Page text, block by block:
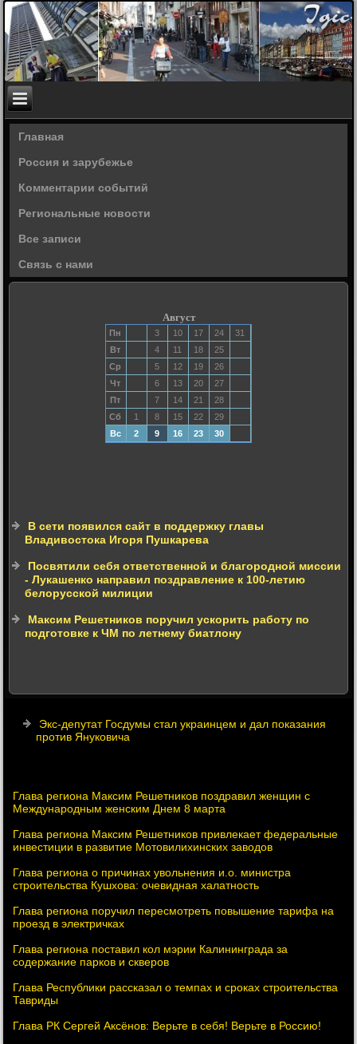
Главная
Россия и зарубежье
Комментарии событий
Региональные новости
Все записи
Связь с нами
Август
Пн 3 10 17 24
31
Вт
4 11 18
25
Ср
5 12 19
26
Чт
6 13 20
27
Пт
7 14 21
28
Сб
1 8 15 22
29
Вс
2 9 16 23 30
В сети появился сайт в поддержку главы
Владивостока Игоря Пушкарева
Посвятили себя ответственной и благородной миссии
- Лукашенко направил поздравление к 100-летию
белорусской милиции
Максим Решетников поручил ускорить работу по
подготовке к ЧМ по летнему биатлону
Экс-депутат Госдумы стал украинцем и дал показания
против Януковича
Глава региона Максим Решетников поздравил женщин с
Международным женским Днем 8 марта
Глава региона Максим Решетников привлекает федеральные
инвестиции в развитие Мотовилихинских заводов
Глава региона о причинах увольнения и.о. министра
строительства Кушхова: очевидная халатность
Глава региона поручил пересмотреть повышение тарифа на
проезд в электричках
Глава региона поставил кол мэрии Калининграда за
содержание парков и скверов
Глава Республики рассказал о темпах и сроках строительства
Тавриды
Глава РК Сергей Аксёнов: Верьте в себя! Верьте в Россию!